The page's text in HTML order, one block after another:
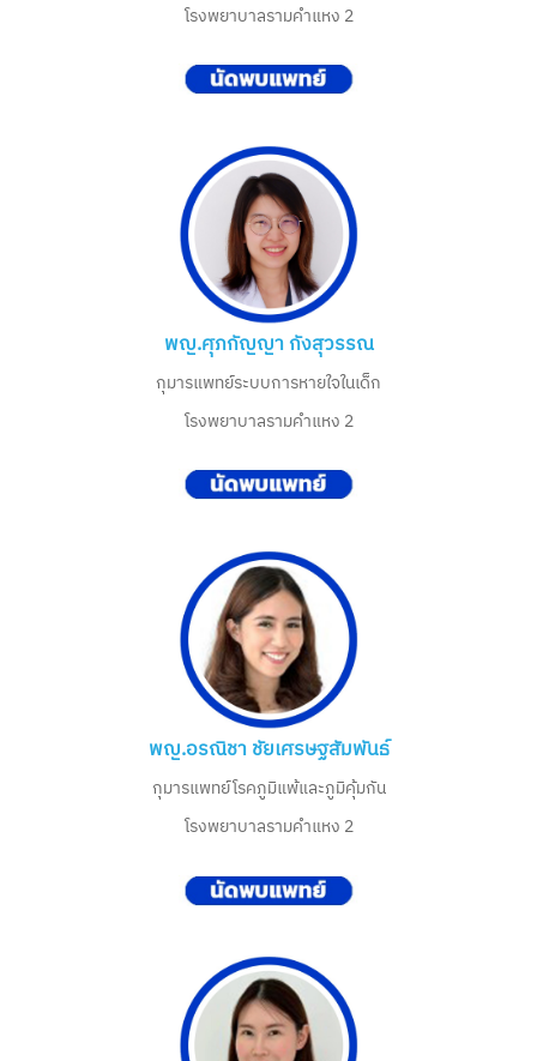
โรงพยาบาลรามคำแหง 2
พญ.ศุภกัญญา กังสุวรรณ
กุมารแพทย์ระบบการหายใจในเด็ก
โรงพยาบาลรามคำแหง 2
พญ.อรณิชา ชัยเศรษฐสัมพันธ์
กุมารแพทย์โรคภูมิแพ้และภูมิคุ้มกัน
โรงพยาบาลรามคำแหง 2